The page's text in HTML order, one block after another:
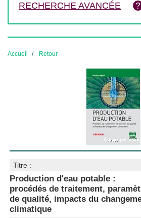
RECHERCHE AVANCÉE
Accueil Retour
Titre :
Production d'eau potable :
procédés de traitement,
de qualité, impacts du
climatique